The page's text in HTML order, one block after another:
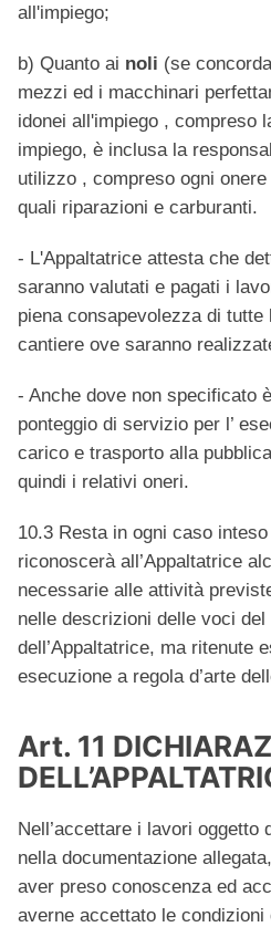
all'impiego;
b) Quanto ai noli (se
mezzi ed i macchinari
idonei all'impiego , compreso
impiego, è inclusa la
utilizzo , compreso ogni
quali riparazioni e carburanti.
- L'Appaltatrice attesta che
saranno valutati e pagati i
piena consapevolezza di
cantiere ove saranno
- Anche dove non specificato
ponteggio di servizio per l’
carico e trasporto alla
quindi i relativi oneri.
10.3 Resta in ogni caso
riconoscerà all’Appaltatrice
necessarie alle attività
nelle descrizioni delle voci
dell’Appaltatrice, ma ritenute
esecuzione a regola d’arte
Art. 11
Nell’accettare i lavori oggetto
nella documentazione
aver preso conoscenza ed
averne accettato le